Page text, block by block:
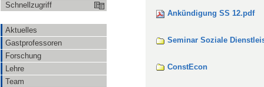
Schnellzugriff
Aktuelles
Gastprofessoren
Forschung
Lehre
Team
Ankündigung SS 12.pdf
Seminar Soziale
ConstEcon